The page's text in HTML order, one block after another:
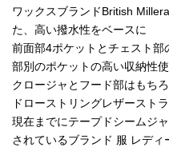
ワックスブランドBritish
た、高い撥水性をベースに
前面部4ポケットとチェスト
部別のポケットの高い収納性
クロージャとフード部はもち
ドローストリングレザースト
現在までにテープドシームジ
されているブランド 服 レデ